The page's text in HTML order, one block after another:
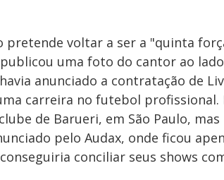
pretende voltar a ser a "quinta
uma foto do cantor ao
anunciado a contratação de
carreira no futebol profissional.
de Barueri, em São Paulo, mas
pelo Audax, onde ficou
conciliar seus shows